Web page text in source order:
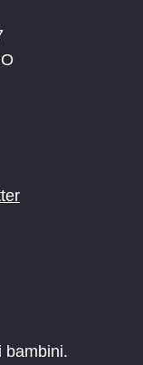
bambini.